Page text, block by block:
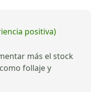
positiva)
más el stock
follaje y